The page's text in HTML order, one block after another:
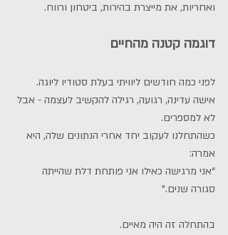
ואחריות, את מייצרת בהירות, ביטחון ורווח.
דוגמה קטנה מהחיים
לפני כמה חודשים ליוויתי בעלת סטודיו ליוגה.
אישה עדינה, רגועה, רגילה להקשיב לעצמה - אבל
לא למספרים.
כשהתחלנו לעקוב יחד אחרי הנתונים שלה, היא
אמרה:
“אני מרגישה כאילו אני פותחת דלת שהייתה
סגורה שנים.”
בהתחלה זה היה מאיים.